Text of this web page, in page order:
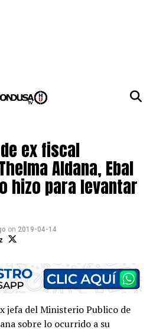
ex fiscal
Aldana, Ebal
hizo para levantar
on 2019-04-14
jefa del Ministerio Publico de
sobre lo ocurrido a su